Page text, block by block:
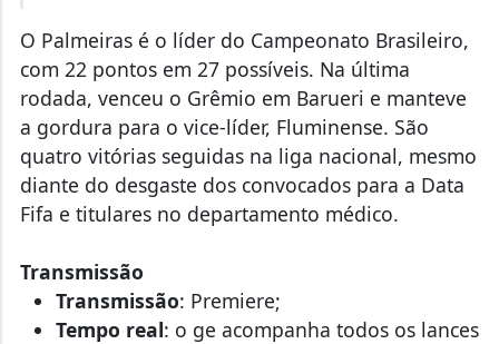
O Palmeiras é o líder do Campeonato Brasileiro,
com 22 pontos em 27 possíveis. Na última
rodada, venceu o Grêmio em Barueri e manteve
a gordura para o vice-líder, Fluminense. São
quatro vitórias seguidas na liga nacional, mesmo
diante do desgaste dos convocados para a Data
Fifa e titulares no departamento médico.
Transmissão
Transmissão: Premiere;
Tempo real: o ge acompanha todos os lances